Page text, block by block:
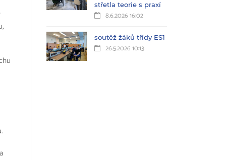
střetla teorie s praxí
8.6.2026 16:02
soutěž žáků třídy ES1
26.5.2026 10:13